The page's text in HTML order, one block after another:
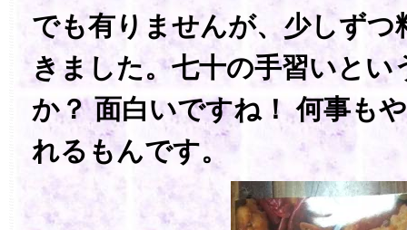
でも有りませんが、少しずつ
きました。七十の手習いと
か？ 面白いですね！ 何事も
れるもんです。